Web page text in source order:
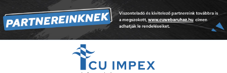
2 281 Ft